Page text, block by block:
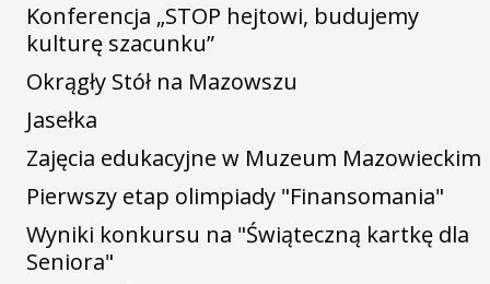
Konferencja „STOP hejtowi, budujemy
kulturę szacunku”
Okrągły Stół na Mazowszu
Jasełka
Zajęcia edukacyjne w Muzeum Mazowieckim
Pierwszy etap olimpiady "Finansomania"
Wyniki konkursu na "Świąteczną kartkę dla
Seniora"